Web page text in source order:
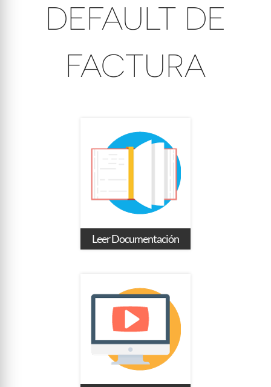
DEFAULT DE
FACTURA
Leer Documentación